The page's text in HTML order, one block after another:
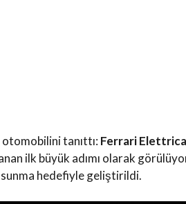
otomobilini tanıttı: Ferrari Elettrica
ilk büyük adımı olarak
hedefiyle geliştirildi.